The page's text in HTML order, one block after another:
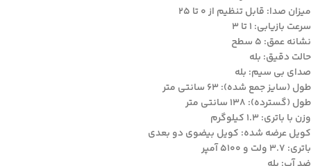
میزان صدا: قابل تنظیم از 0 تا 25
سرعت بازیابی: 1 تا 3
نشانه عمق: 5 سطح
حالت دقیق: بله
صدای بی سیم: بله
طول (سایز جمع شده): 63 سانتی متر
طول (گسترده): 138 سانتی متر
وزن با باتری: 1.3 کیلوگرم
کویل عرضه شده: کویل بیضوی دو بعدی
باتری: 3.7 ولت و 5100 آمپر